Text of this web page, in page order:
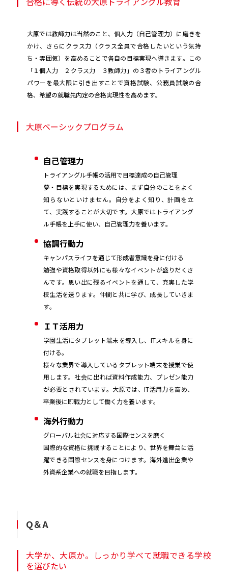
大原では教師力は当然のこと、個人力（自己管理力）に磨きを
かけ、さらにクラス力（クラス全員で合格したいという気持
ち・雰囲気）を高めることで各自の目標実現へ導きます。この
「１個人力 ２クラス力 ３教師力」の３者のトライアングル
パワーを最大限に引き出すことで資格試験、公務員試験の合
格、希望の就職先内定の合格実現性を高めます。
大原ベーシックプログラム
自己管理力
トライアングル手帳の活用で目標達成の自己管理
夢・目標を実現するためには、まず自分のことをよく
知らないといけません。自分をよく知り、計画を立
て、実践することが大切です。大原ではトライアング
ル手帳を上手に使い、自己管理力を養います。
協調行動力
キャンパスライフを通じて形成者意識を身に付ける
勉強や資格取得以外にも様々なイベントが盛りだくさ
んです。思い出に残るイベントを通して、充実した学
校生活を送ります。仲間と共に学び、成長していきま
す。
ＩＴ活用力
学園生活にタブレット端末を導入し、ITスキルを身に
付ける。
様々な業界で導入しているタブレット端末を授業で使
用します。社会に出れば資料作成能力、プレゼン能力
が必要とされています。大原では、IT活用力を高め、
卒業後に即戦力として働く力を養います。
海外行動力
グローバル社会に対応する国際センスを磨く
国際的な資格に挑戦することにより、世界を舞台に活
躍できる国際センスを身につけます。海外進出企業や
外資系企業への就職を目指します。
Q＆A
大学か、大原か。しっかり学べて就職できる学校
を選びたい